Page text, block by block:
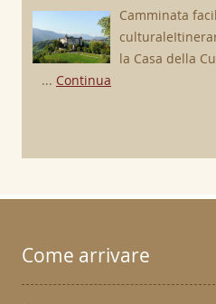
Camminata
la Casa della
... Continua
Come arrivare